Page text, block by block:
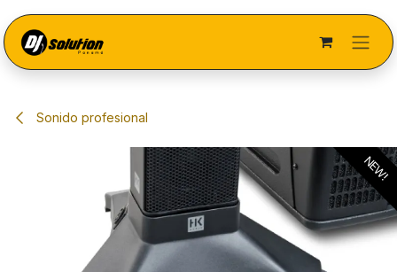
Sonido profesional
NEW!